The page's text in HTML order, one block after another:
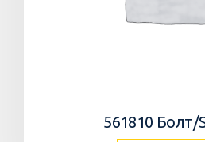
561810 Болт/